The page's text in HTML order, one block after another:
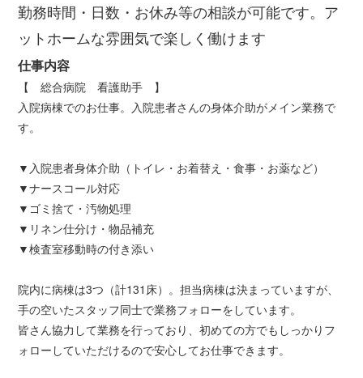
勤務時間・日数・お休み等の相談が可能です。ア
ットホームな雰囲気で楽しく働けます
仕事内容
【 総合病院 看護助手 】
入院病棟でのお仕事。入院患者さんの身体介助がメイン業務で
す。
▼入院患者身体介助（トイレ・お着替え・食事・お薬など）
▼ナースコール対応
▼ゴミ捨て・汚物処理
▼リネン仕分け・物品補充
▼検査室移動時の付き添い
院内に病棟は3つ（計131床）。担当病棟は決まっていますが、
手の空いたスタッフ同士で業務フォローをしています。
皆さん協力して業務を行っており、初めての方でもしっかりフ
ォローしていただけるので安心してお仕事できます。